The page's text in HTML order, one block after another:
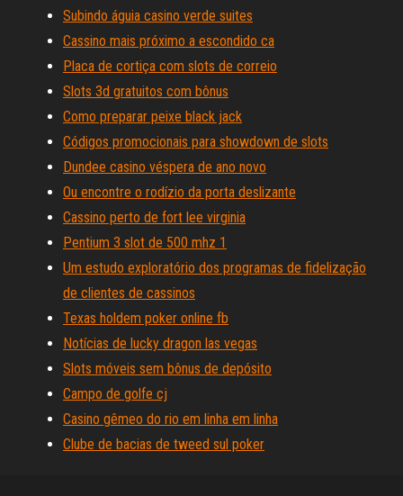
Subindo águia casino verde suites
Cassino mais próximo a escondido ca
Placa de cortiça com slots de correio
Slots 3d gratuitos com bônus
Como preparar peixe black jack
Códigos promocionais para showdown de slots
Dundee casino véspera de ano novo
Ou encontre o rodízio da porta deslizante
Cassino perto de fort lee virginia
Pentium 3 slot de 500 mhz 1
Um estudo exploratório dos programas de fidelização
de clientes de cassinos
Texas holdem poker online fb
Notícias de lucky dragon las vegas
Slots móveis sem bônus de depósito
Campo de golfe cj
Casino gêmeo do rio em linha em linha
Clube de bacias de tweed sul poker